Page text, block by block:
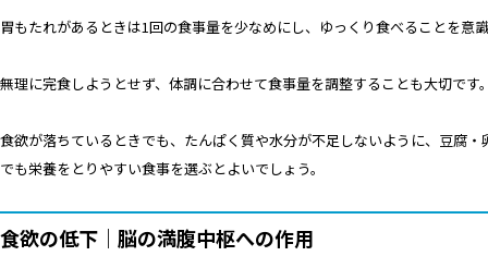
胃もたれがあるときは1回の食事量を少なめにし、ゆっくり食べることを意
無理に完食しようとせず、体調に合わせて食事量を調整することも大切です
食欲が落ちているときでも、たんぱく質や水分が不足しないように、豆腐
でも栄養をとりやすい食事を選ぶとよいでしょう。
食欲の低下｜脳の満腹中枢への作用